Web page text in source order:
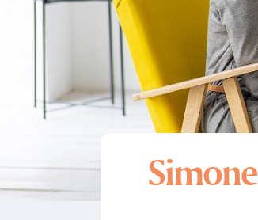
Simone